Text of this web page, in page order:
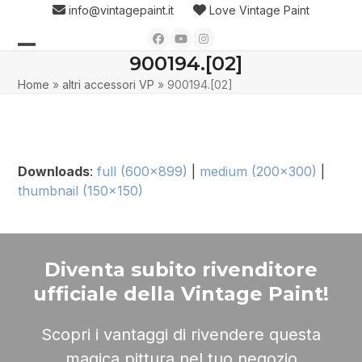
content
info@vintagepaint.it Love Vintage Paint
Facebook
YouTubeInstagram
mobile
mobile
900194.[02]
Home »altri accessori VP »900194.[02]
Downloads:full (600x899) medium (200x300)
thumbnail (150x150)
Diventa subito rivenditore
ufficiale della Vintage Paint!
Scopri i vantaggi di rivendere questa